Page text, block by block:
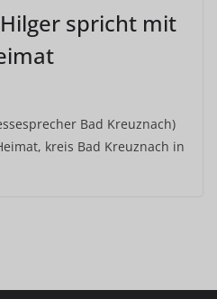
spricht mit
Bad Kreuznach)
kreis Bad Kreuznach in